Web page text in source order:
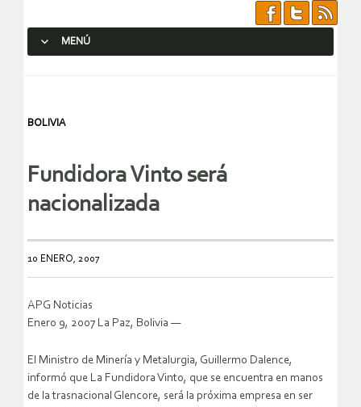
MENÚ
BOLIVIA
Fundidora Vinto será
nacionalizada
10 ENERO, 2007
APG Noticias
Enero 9, 2007 La Paz, Bolivia —
El Ministro de Minería y Metalurgia, Guillermo Dalence,
informó que La Fundidora Vinto, que se encuentra en manos
de la trasnacional Glencore, será la próxima empresa en ser